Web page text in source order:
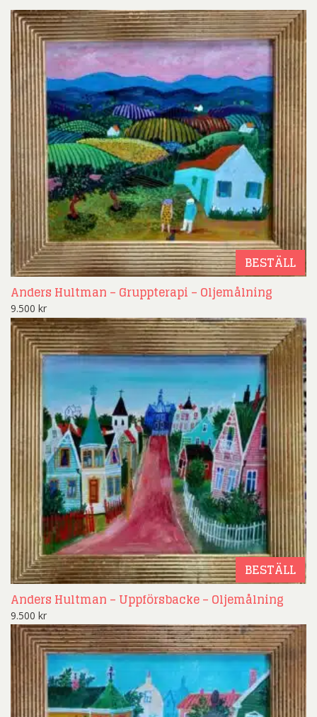
BESTÄLL
Anders Hultman – Gruppterapi – Oljemålning
9.500 kr
BESTÄLL
Anders Hultman – Uppförsbacke – Oljemålning
9.500 kr